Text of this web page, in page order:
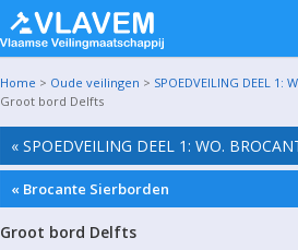
Home > Oude veilingen > SPOEDVEILING DEEL 1:
Groot bord Delfts
« SPOEDVEILING DEEL 1: WO.
« Brocante Sierborden
Groot bord Delfts